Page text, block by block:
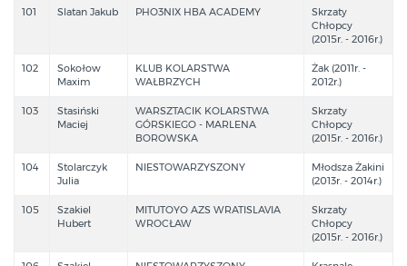
101 Slatan Jakub PHO3NIX HBA ACADEMY
Skrzaty
Chłopcy
(2015r. - 2016r.)
102
Sokołow
Maxim
KLUB KOLARSTWA
WAŁBRZYCH
Żak (2011r. -
2012r.)
103
Stasiński
Maciej
WARSZTACIK KOLARSTWA
GÓRSKIEGO - MARLENA
BOROWSKA
Skrzaty
Chłopcy
(2015r. - 2016r.)
104
Stolarczyk
Julia
NIESTOWARZYSZONY
Młodsza Żakini
(2013r. - 2014r.)
105
Szakiel
Hubert
MITUTOYO AZS WRATISLAVIA
WROCŁAW
Skrzaty
Chłopcy
(2015r. - 2016r.)